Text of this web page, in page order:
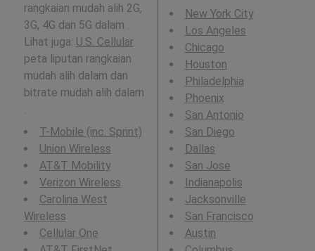
rangkaian mudah alih 2G,
3G, 4G dan 5G dalam .
Lihat juga: U.S. Cellular
peta liputan rangkaian
mudah alih dalam dan
bitrate mudah alih dalam
T-Mobile (inc. Sprint)
Union Wireless
AT&T Mobility
Verizon Wireless
Carolina West
Wireless
Cellular One
New York City
Los Angeles
Chicago
Houston
Philadelphia
Phoenix
San Antonio
San Diego
Dallas
San Jose
Indianapolis
Jacksonville
San Francisco
Austin